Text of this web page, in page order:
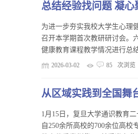
总结经验找问题 凝
为进一步夯实我校大学生心理
召开本学期首次教研研讨会。
健康教育课程教学情况进行总
2026-03-02 85 次浏览
从区域实践到全国
​1月15日，复旦大学通识教育
自250余所高校的700余位高